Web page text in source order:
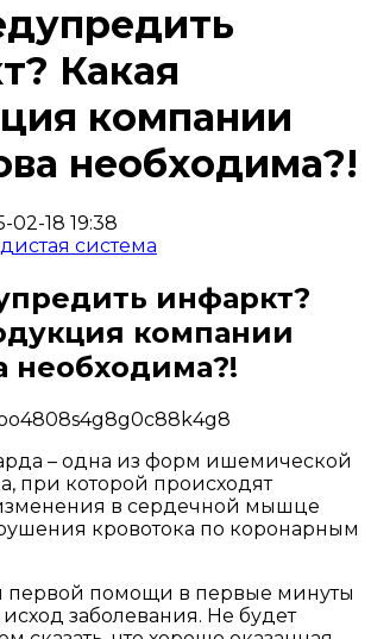
Какая
компании
необходима?!
02-18 19:38
система
инфаркт?
компании
необходима?!
– одна из форм ишемической
при которой происходят
в сердечной мышце
кровотока по коронарным
первой помощи в первые минуты
исход заболевания. Не будет